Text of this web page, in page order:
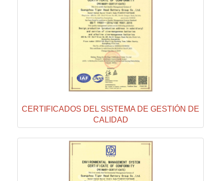
CERTIFICADOS DEL SISTEMA DE GESTIÓN DE
CALIDAD